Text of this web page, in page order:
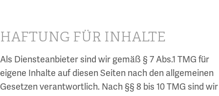
HAFTUNG FÜR INHALTE
Als Diensteanbieter sind wir gemäß § 7 Abs.1 TMG für
eigene Inhalte auf diesen Seiten nach den allgemeinen
Gesetzen verantwortlich. Nach §§ 8 bis 10 TMG sind wir